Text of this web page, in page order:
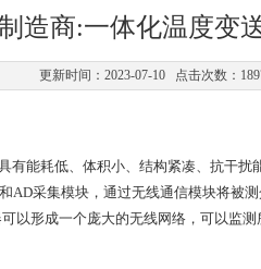
造商:一体化温度变
更新时间：2023-07-10 点击次数：
有能耗低、体积小、结构紧凑、抗干
AD采集模块，通过无线通信模块将被
以形成一个庞大的无线网络，可以监